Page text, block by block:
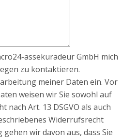
assekuradeur GmbH mich
zu kontaktieren.
meiner Daten ein. Vor
weisen wir Sie sowohl auf
Art. 13 DSGVO als auch
Widerrufsrecht
wir davon aus, dass Sie